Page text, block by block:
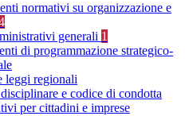
normativi su organizzazione e
generali 1
di programmazione strategico-
leggi regionali
e codice di condotta
per cittadini e imprese